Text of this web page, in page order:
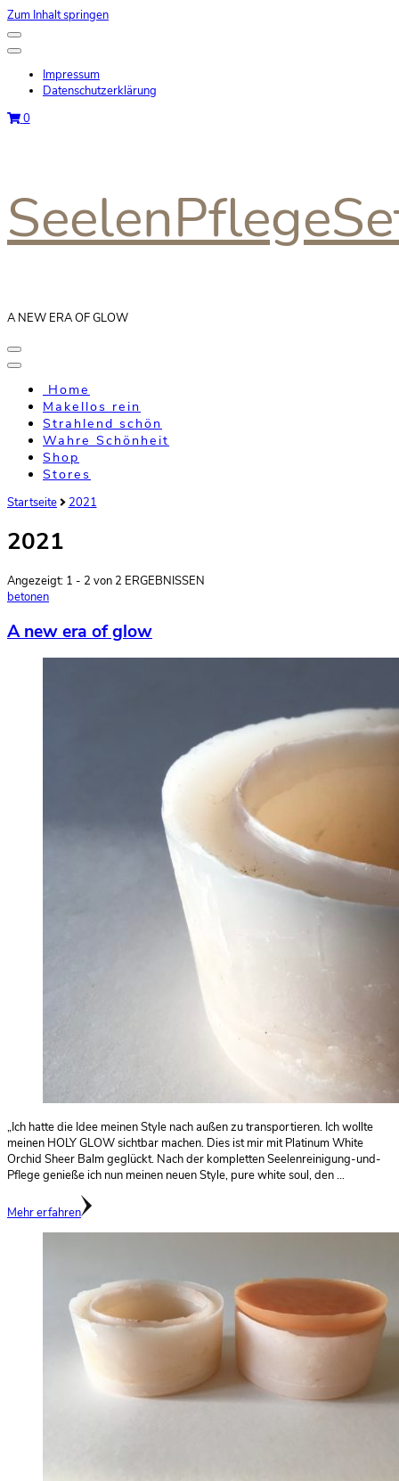
Zum Inhalt springen
Impressum
Datenschutzerklärung
0
A NEW ERA OF GLOW
Home
Makellos rein
Strahlend schön
Wahre Schönheit
Shop
Stores
Startseite 2021
2021
Angezeigt: 1 - 2 von 2 ERGEBNISSEN
betonen
A new era of glow
„Ich hatte die Idee meinen Style nach außen zu transportieren. Ich wollte
meinen HOLY GLOW sichtbar machen. Dies ist mir mit Platinum White
Orchid Sheer Balm geglückt. Nach der kompletten Seelenreinigung-und-
Pflege genieße ich nun meinen neuen Style, pure white soul, den …
Mehr erfahren